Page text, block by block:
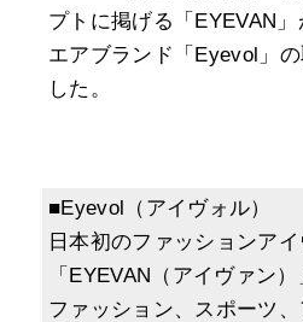
プトに掲げる「EYEVAN
エアブランド「Eyevol」
した。
■Eyevol（アイヴォル）
日本初のファッションア
「EYEVAN（アイヴァン）
ファッション、スポーツ